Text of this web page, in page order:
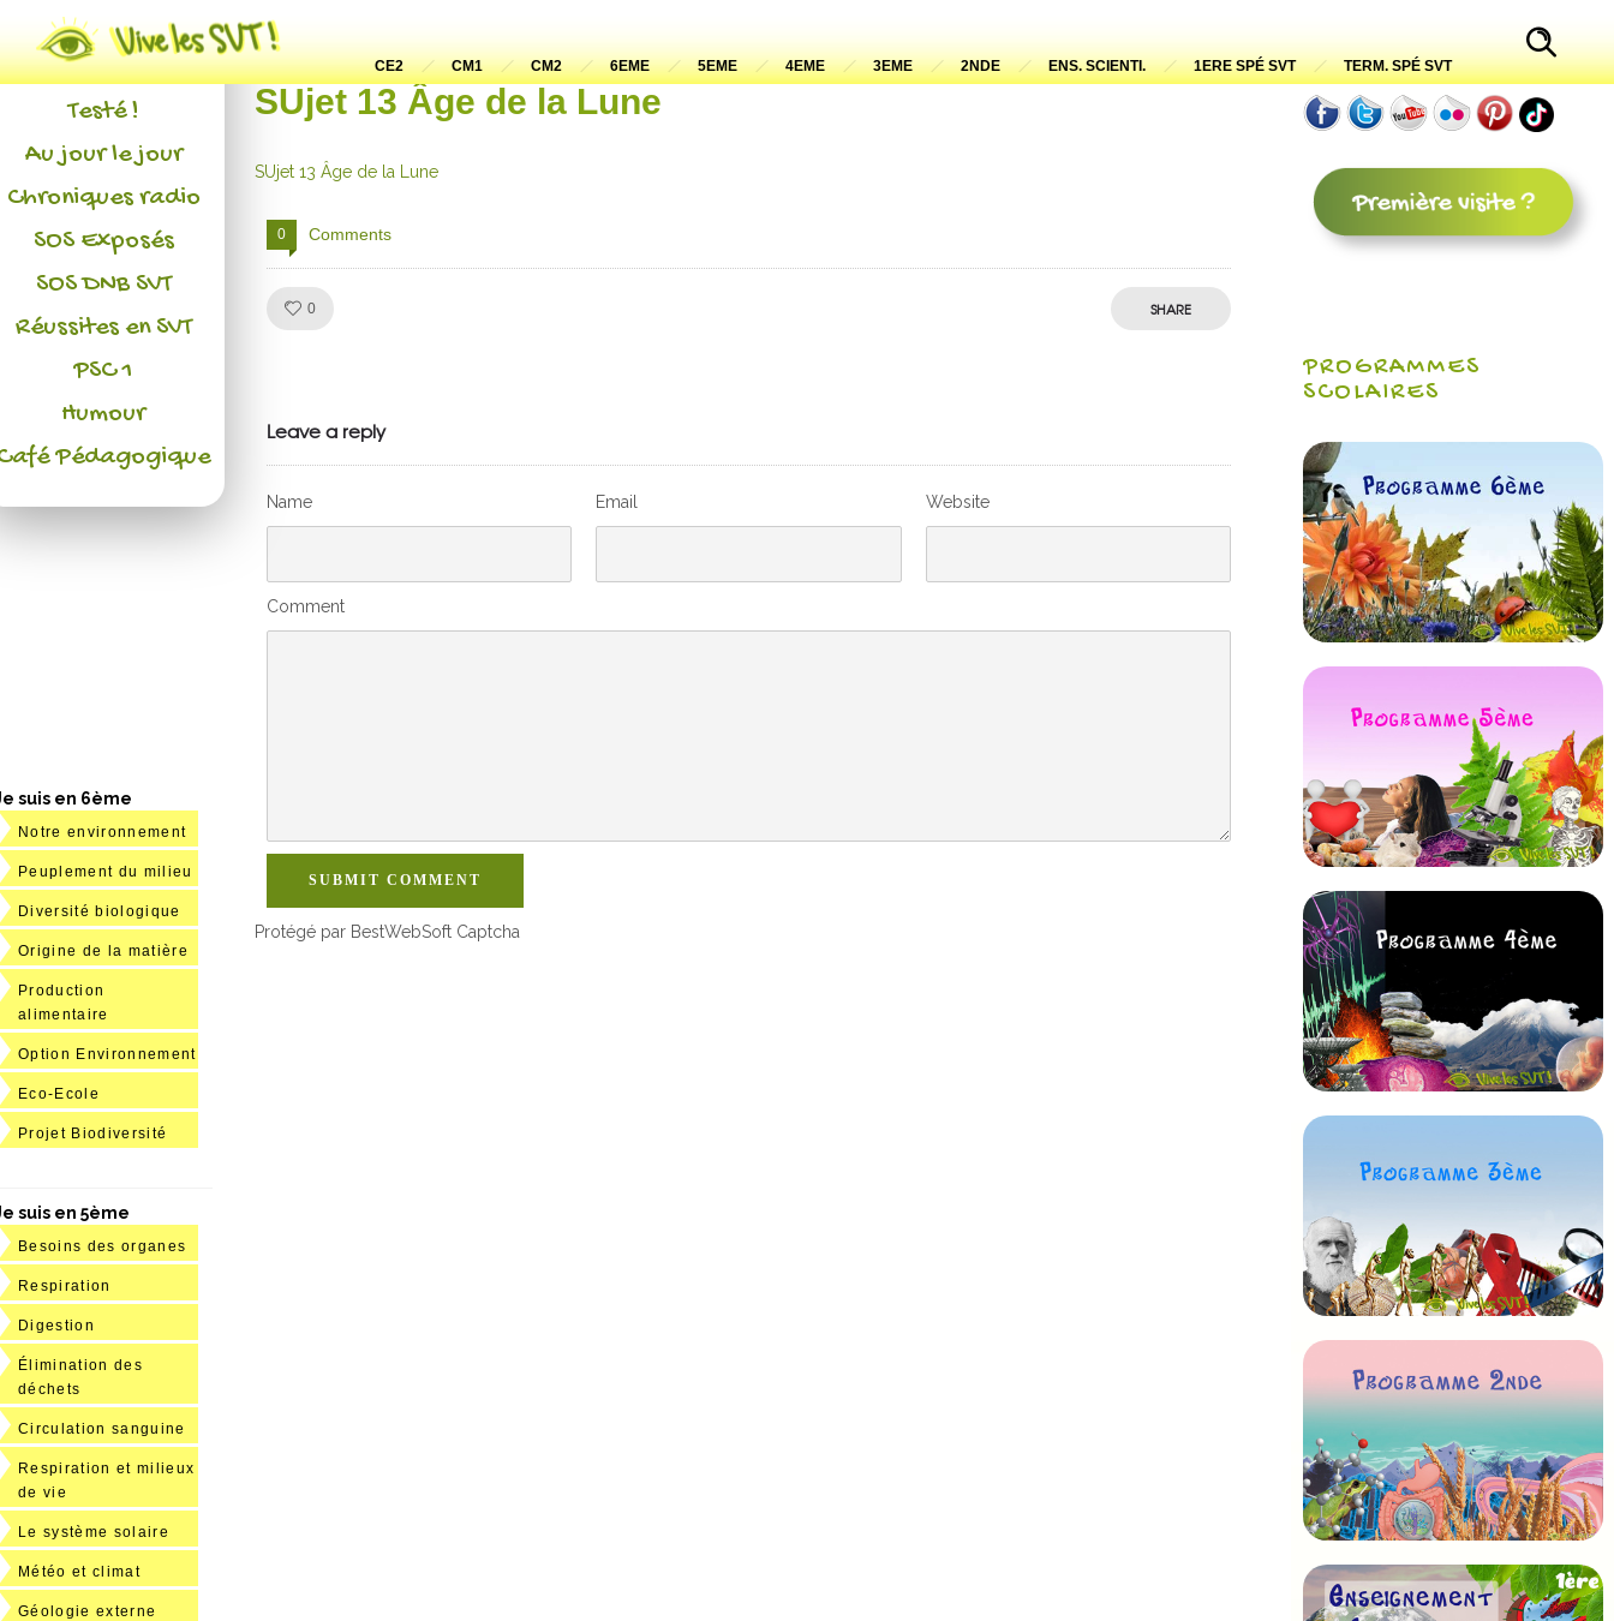
CE2 CM1 CM2 6EME 5EME 4EME 3EME 2NDE ENS. SCIENTI. 1ERE SPÉ SVT TERM. SPÉ SVT
SUjet 13 Âge de la Lune
SUjet 13 Âge de la Lune
0 Comments
0 SHARE
Leave a reply
Name Email Website
Comment
SUBMIT COMMENT
Protégé par BestWebSoft Captcha
Actualités
L'association
Testé !
Au jour le jour
Chroniques radio
SOS Exposés
SOS DNB SVT
Réussites en SVT
PSC 1
Humour
Pédagogique
suis en 6ème
Notre environnement
Peuplement du milieu
Diversité biologique
Origine de la matière
Production
alimentaire
Option Environnement
Eco-Ecole
Projet Biodiversité
suis en 5ème
Besoins des organes
Respiration
Digestion
Élimination des
déchets
Circulation sanguine
Respiration et milieux
de vie
Le système solaire
Météo et climat
Géologie externe
PROGRAMMES
SCOLAIRES